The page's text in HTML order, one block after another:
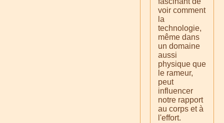
voir comment
la
technologie,
même dans
un domaine
aussi
physique que
le rameur,
peut
influencer
notre rapport
au corps et à
l'effort.